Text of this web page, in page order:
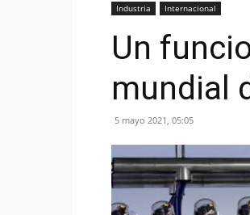
Industria Internacional
Un
mundial
5 mayo 2021, 05:05